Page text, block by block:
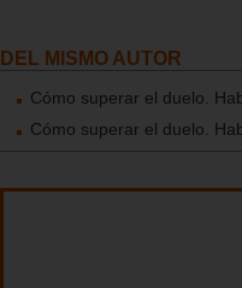
DEL MISMO AUTOR
Cómo superar el duelo.
Cómo superar el duelo.